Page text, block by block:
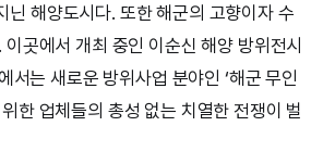
닌 해양도시다. 또한 해군의 고향이자 수
곳에서 개최 중인 이순신 해양 방위전시
는 새로운 방위사업 분야인 ‘해군 무인
한 업체들의 총성 없는 치열한 전쟁이 벌